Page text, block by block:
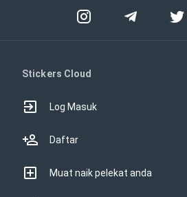
Stickers Cloud
Log Masuk
Daftar
Muat naik pelekat anda